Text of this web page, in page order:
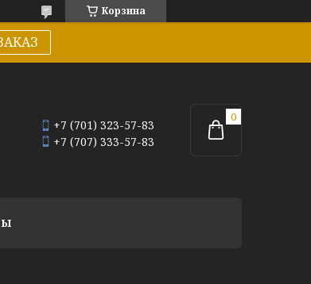
Корзина
+7 (701) 323-57-83
+7 (707) 333-57-83